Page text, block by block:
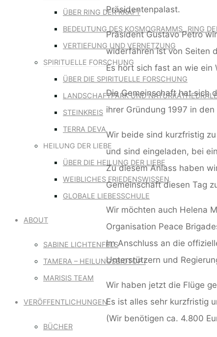
ÜBER RING DER KRAFT
BEDEUTUNG DES KOSMOGRAMMS „RING
VERTIEFUNG UND VERNETZUNG
SPIRITUELLE FORSCHUNG
ÜBER DIE SPIRITUELLE FORSCHUNG
LANDSCHAFTPARK UND
STEINKREIS
TERRA DEVA
HEILUNG DER LIEBE
ÜBER DIE HEILUNG DER LIEBE
WEIBLICHES FRIEDENSWISSEN
GLOBALE LIEBESSCHULE
ABOUT
SABINE LICHTENFELS
TAMERA – HEILUNGSBIOTOP I
MARISIS TEAM
VERÖFFENTLICHUNGEN
BÜCHER
Präsidentenpalast.
Präsident Gustavo Petro
widerfahren ist von Seiten
Es hört sich fast an wie ein
Die Gemeinschaft hat sich
ihrer Gründung 1997 in
Wir beide sind kurzfristig
und sind eingeladen, bei
Zu diesem Anlass haben
Gemeinschaft diesen Tag
Wir möchten auch Helena
Organisation Peace
Im Anschluss an die
Unterstützern und
Wir haben jetzt die Flüge
Es ist alles sehr kurzfristig
(Wir benötigen ca. 4.800